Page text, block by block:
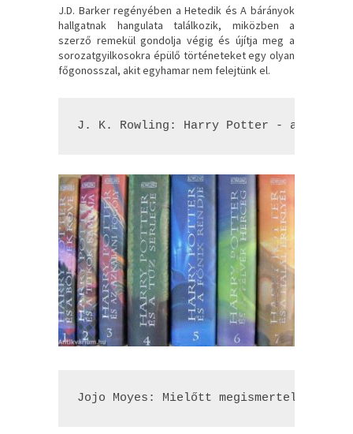
J.D. Barker regényében a Hetedik és A bárányok
hallgatnak hangulata találkozik, miközben a
szerző remekül gondolja végig és újítja meg a
sorozatgyilkosokra épülő történeteket egy olyan
főgonosszal, akit egyhamar nem felejtünk el.
J. K. Rowling: Harry ​Potter - az egész
Jojo Moyes: Mielőtt ​megismertelek